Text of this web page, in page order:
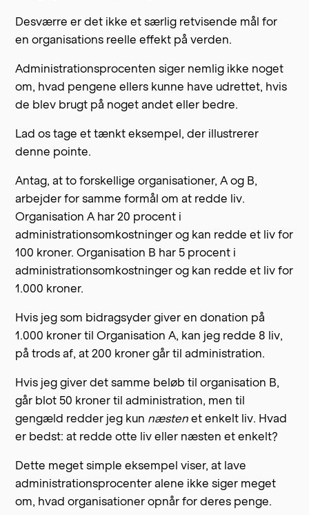
Desværre er det ikke et særlig retvisende mål for
en organisations reelle effekt på verden.
Administrationsprocenten siger nemlig ikke noget
om, hvad pengene ellers kunne have udrettet, hvis
de blev brugt på noget andet eller bedre.
Lad os tage et tænkt eksempel, der illustrerer
denne pointe.
Antag, at to forskellige organisationer, A og B,
arbejder for samme formål om at redde liv.
Organisation A har 20 procent i
administrationsomkostninger og kan redde et liv for
100 kroner. Organisation B har 5 procent i
administrationsomkostninger og kan redde et liv for
1.000 kroner.
Hvis jeg som bidragsyder giver en donation på
1.000 kroner til Organisation A, kan jeg redde 8 liv,
på trods af, at 200 kroner går til administration.
Hvis jeg giver det samme beløb til organisation B,
går blot 50 kroner til administration, men til
gengæld redder jeg kun næsten et enkelt liv. Hvad
er bedst: at redde otte liv eller næsten et enkelt?
Dette meget simple eksempel viser, at lave
administrationsprocenter alene ikke siger meget
om, hvad organisationer opnår for deres penge.